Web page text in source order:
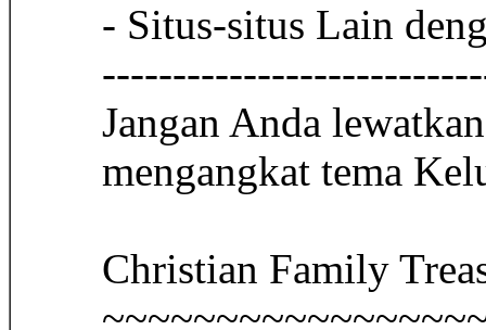
- Situs-situs Lain
Jangan Anda
mengangkat tema
Christian Family